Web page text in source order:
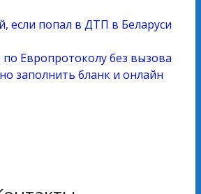
если попал в ДТП в Беларуси
Европротоколу без вызова
заполнить бланк и онлайн